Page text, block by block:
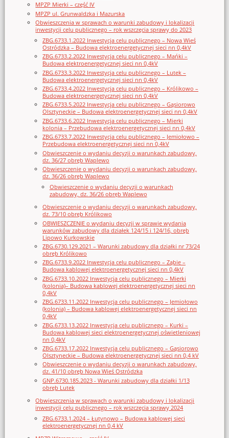
MPZP Mierki – część IV
MPZP ul. Grunwaldzka i Mazurska
Obwieszczenia w sprawach o warunki zabudowy i lokalizacji
inwestycji celu publicznego – rok wszczęcia sprawy do 2023
ZBG.6733.1.2022 Inwestycja celu publicznego – Nowa Wieś
Ostródzka – Budowa elektroenergetycznej sieci nn 0,4kV
ZBG.6733.2.2022 Inwestycja celu publicznego – Mańki –
Budowa elektroenergetycznej sieci nn 0,4kV
ZBG.6733.3.2022 Inwestycja celu publicznego – Lutek –
Budowa elektroenergetycznej sieci nn 0,4kV
ZBG.6733.4.2022 Inwestycja celu publicznego – Królikowo –
Budowa elektroenergetycznej sieci nn 0,4kV
ZBG.6733.5.2022 Inwestycja celu publicznego – Gąsiorowo
Olsztyneckie – Budowa elektroenergetycznej sieci nn 0,4kV
ZBG.6733.6.2022 Inwestycja celu publicznego – Mierki
kolonia – Przebudowa elektroenergetycznej sieci nn 0,4kV
ZBG.6733.7.2022 Inwestycja celu publicznego – Jemiołowo –
Przebudowa elektroenergetycznej sieci nn 0,4kV
Obwieszczenie o wydaniu decyzji o warunkach zabudowy,
dz. 36/27 obręb Waplewo
Obwieszczenie o wydaniu decyzji o warunkach zabudowy,
dz. 36/26 obręb Waplewo
Obwieszczenie o wydaniu decyzji o warunkach
zabudowy, dz. 36/26 obręb Waplewo
Obwieszczenie o wydaniu decyzji o warunkach zabudowy,
dz. 73/10 obręb Królikowo
OBWIESZCZENIE o wydaniu decyzji w sprawie wydania
warunków zabudowy dla działek 124/15 i 124/16, obręb
Lipowo Kurkowskie
ZBG.6730.129.2021 – Warunki zabudowy dla działki nr 73/24
obręb Królikowo
ZBG.6733.9.2022 Inwestycja celu publicznego – Ząbie –
Budowa kablowej elektroenergetycznej sieci nn 0,4kV
ZBG.6733.10.2022 Inwestycja celu publicznego – Mierki
(kolonia)– Budowa kablowej elektroenergetycznej sieci nn
0,4kV
ZBG.6733.11.2022 Inwestycja celu publicznego – Jemiołowo
(kolonia) – Budowa kablowej elektroenergetycznej sieci nn
0,4kV
ZBG.6733.13.2022 Inwestycja celu publicznego – Kurki –
Budowa kablowej sieci elektroenergetycznej oświetleniowej
nn 0,4kV
ZBG.6733.17.2022 Inwestycja celu publicznego – Gąsiorowo
Olsztyneckie – Budowa elektroenergetycznej sieci nn 0,4 kV
Obwieszczenie o wydaniu decyzji o warunkach zabudowy,
dz. 41/10 obręb Nowa Wieś Ostródzka
GNP.6730.185.2023 - Warunki zabudowy dla działki 1/13
obręb Lutek
Obwieszczenia w sprawach o warunki zabudowy i lokalizacji
inwestycji celu publicznego – rok wszczęcia sprawy 2024
ZBG.6733.1.2024 – Łutynowo – Budowa kablowej sieci
elektroenergetycznej nn 0,4 kV